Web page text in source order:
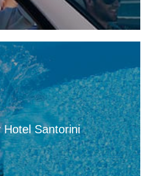
Νοσοκομεία Κεφαλονιάς –
πολύ δύσκολη στιγμή»
πλευρά του νησιού. Από
Κουρκουμελάτα, Αίνο και
στην αντιμετώπιση της
Παρασκευή 7 Αυγούστου, στα
Hotel Santorini